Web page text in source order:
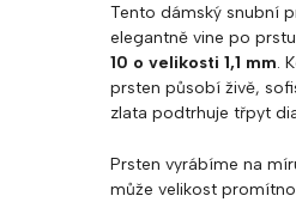
Tento dámský snubní
elegantně vine po
10 o velikosti 1,1 mm.
prsten působí živě,
zlata podtrhuje třpyt
Prsten vyrábíme na
může velikost